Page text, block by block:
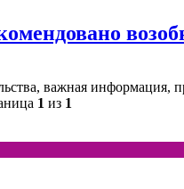
важная информация,
1 из 1